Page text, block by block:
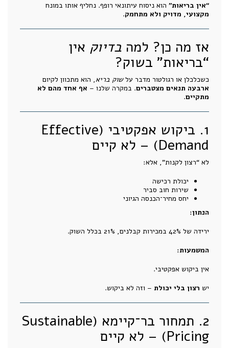
“אין בריאות” הוא ניסוח עיתונאי רופף. נחליף אותו במונח
מקצועי, מדויק ולא מתחמק.
אז מה כן? למה בדיוק אין
“בריאות” בשוק?
כשכלכלן או רגולטור מדבר עלשוק בריא, הוא מתכוון לקיום
ארבעה תנאים מצטברים. במקרה שלנו – אף אחד מהם לא
מתקיים.
1. ביקוש אפקטיבי (Effective
Demand) – לא קיים
לא “רצון לקנות”, אלא:
יכולת רכישה
שירות חוב סביר
יחס מחיר־הכנסה הגיוני
הנתון:
ירידה של 42% במכירות קבלנים, 21% בכלל השוק.
המשמעות:
אין ביקוש אפקטיבי.
יש רצון בלי יכולת – וזה לא ביקוש.
2. תמחור בר־קיימא (Sustainable
Pricing) – לא קיים